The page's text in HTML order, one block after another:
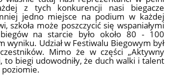
z tych konkurencji nasi biegacze
jedno miejsce na podium w każdej
szkoła może poszczycić się wspaniałymi
na starcie było około 80 - 100
Udział w Festiwalu Biegowym był
Mimo że w części „Aktywny
to biegi udowodniły, że duch walki i talent
poziomie.